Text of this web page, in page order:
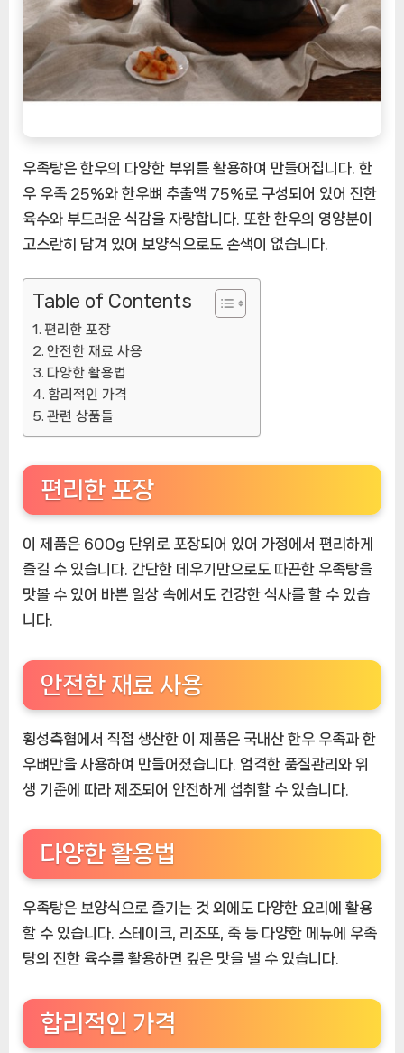
우족탕은 한우의 다양한 부위를 활용하여 만들어집니다. 한
우 우족 25%와 한우뼈 추출액 75%로 구성되어 있어 진한
육수와 부드러운 식감을 자랑합니다. 또한 한우의 영양분이
고스란히 담겨 있어 보양식으로도 손색이 없습니다.
Table of Contents
편리한 포장
안전한 재료 사용
다양한 활용법
합리적인 가격
관련 상품들
편리한 포장
이 제품은 600g 단위로 포장되어 있어 가정에서 편리하게
즐길 수 있습니다. 간단한 데우기만으로도 따끈한 우족탕을
맛볼 수 있어 바쁜 일상 속에서도 건강한 식사를 할 수 있습
니다.
안전한 재료 사용
횡성축협에서 직접 생산한 이 제품은 국내산 한우 우족과 한
우뼈만을 사용하여 만들어졌습니다. 엄격한 품질관리와 위
생 기준에 따라 제조되어 안전하게 섭취할 수 있습니다.
다양한 활용법
우족탕은 보양식으로 즐기는 것 외에도 다양한 요리에 활용
할 수 있습니다. 스테이크, 리조또, 죽 등 다양한 메뉴에 우족
탕의 진한 육수를 활용하면 깊은 맛을 낼 수 있습니다.
합리적인 가격